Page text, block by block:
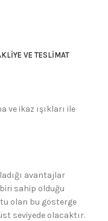
VE TESLIMAT
ve ikaz ışıkları ile
avantajlar
sahip olduğu
olan bu gösterge
seviyede olacaktır.